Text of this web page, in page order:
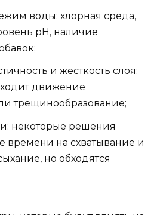
воды: хлорная среда,
pH, наличие
и жесткость слоя:
движение
трещинообразование;
некоторые решения
времени на схватывание и
но обходятся